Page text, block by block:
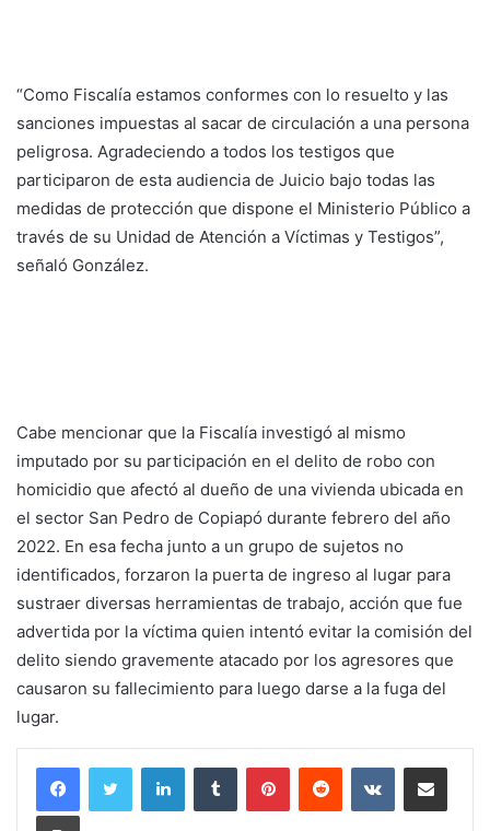
“Como Fiscalía estamos conformes con lo resuelto y las
sanciones impuestas al sacar de circulación a una persona
peligrosa. Agradeciendo a todos los testigos que
participaron de esta audiencia de Juicio bajo todas las
medidas de protección que dispone el Ministerio Público a
través de su Unidad de Atención a Víctimas y Testigos”,
señaló González.
Cabe mencionar que la Fiscalía investigó al mismo
imputado por su participación en el delito de robo con
homicidio que afectó al dueño de una vivienda ubicada en
el sector San Pedro de Copiapó durante febrero del año
2022. En esa fecha junto a un grupo de sujetos no
identificados, forzaron la puerta de ingreso al lugar para
sustraer diversas herramientas de trabajo, acción que fue
advertida por la víctima quien intentó evitar la comisión del
delito siendo gravemente atacado por los agresores que
causaron su fallecimiento para luego darse a la fuga del
lugar.
LinkedInTumblr PinterestReddit VKontakteCompartir por
Imprimir